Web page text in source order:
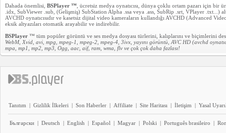
Dahada önemlisi, BSPlayer ™ , ücretsiz medya oynatıcısı, dünya çoklu ortam pazarı için
.idx, SubViewer .sub, (Gelişmiş) SubStation Alpha .ssa veya .ass, SubRip .srt, VPlayer .txt...)
AVCHD oynatıcısıdır ve kasetsiz dijital video kameraların kullandığı AVCHD (Advanced
eksik altyazıları otomatik arayabilir ve indirebilir.
BSPlayer ™ tüm popüler görüntü ve ses medya dosyası türlerini, kalıplarını ve biçimlerini
WebM, Xvid, avi, mpg, mpeg-1, mpeg-2, mpeg-4, 3ivx, yayını görüntü, AVC HD (avchd
mpa, mp1, mp2, mp3, Ogg, aac, aif, ram, wma, flv ve çok çok daha fazlası!
Tanıtım | Gizlilik İlkeleri | Son Haberler | Affiliate | Site Haritası | İletişim | Yasal
Български | Deutsch | English | Español | Magyar | Polski | Português brasileiro |